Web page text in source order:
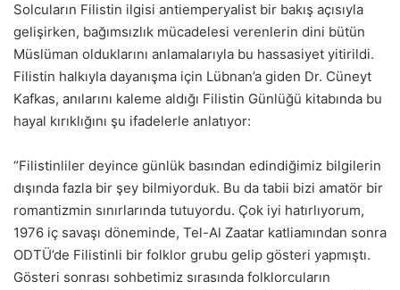
Solcuların Filistin ilgisi antiemperyalist bir bakış açısıyla
gelişirken, bağımsızlık mücadelesi verenlerin dini bütün
Müslüman olduklarını anlamalarıyla bu hassasiyet yitirildi.
Filistin halkıyla dayanışma için Lübnan’a giden Dr. Cüneyt
Kafkas, anılarını kaleme aldığı Filistin Günlüğü kitabında bu
hayal kırıklığını şu ifadelerle anlatıyor:
“Filistinliler deyince günlük basından edindiğimiz bilgilerin
dışında fazla bir şey bilmiyorduk. Bu da tabii bizi amatör bir
romantizmin sınırlarında tutuyordu. Çok iyi hatırlıyorum,
1976 iç savaşı döneminde, Tel-Al Zaatar katliamından sonra
ODTÜ’de Filistinli bir folklor grubu gelip gösteri yapmıştı.
Gösteri sonrası sohbetimiz sırasında folklorcuların